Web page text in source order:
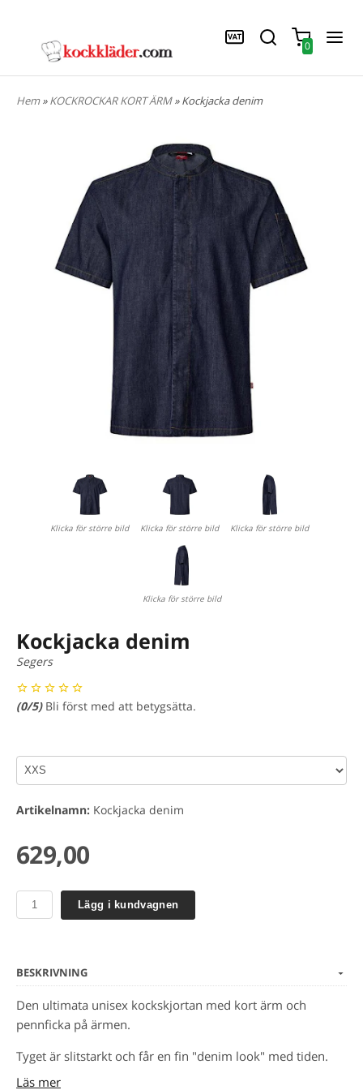
0
Hem»KOCKROCKAR KORT ÄRM» Kockjacka denim
Klicka för större bild Klicka för större bild Klicka för större bild
Klicka för större bild
Kockjacka denim
Segers
(0/5) Bli först med att betygsätta.
Artikelnamn: Kockjacka denim
629,00
Lägg i kundvagnen
BESKRIVNING
Den ultimata unisex kockskjortan med kort ärm och
pennficka på ärmen.
Tyget är slitstarkt och får en fin "denim look" med tiden.
Läs mer